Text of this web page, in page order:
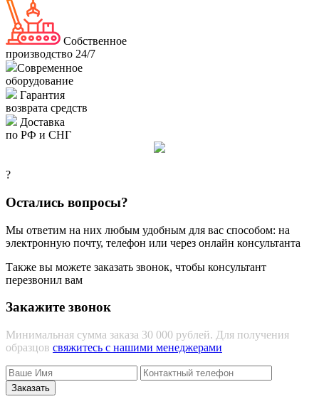
Собственное
производство 24/7
Современное
оборудование
Гарантия
возврата средств
Доставка
по РФ и СНГ
?
Остались вопросы?
Мы ответим на них любым удобным для вас способом: на
электронную почту, телефон или через онлайн консультанта
Также вы можете заказать звонок, чтобы консультант
перезвонил вам
Закажите звонок
Минимальная сумма заказа 30 000 рублей. Для получения
образцов свяжитесь с нашими менеджерами